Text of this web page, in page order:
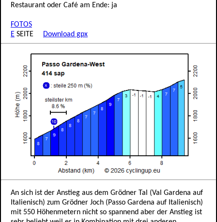
Restaurant oder Café am Ende: ja
FOTOS
E SEITE Download gpx
An sich ist der Anstieg aus dem Grödner Tal (Val Gardena auf
Italienisch) zum Grödner Joch (Passo Gardena auf Italienisch)
mit 550 Höhenmetern nicht so spannend aber der Anstieg ist